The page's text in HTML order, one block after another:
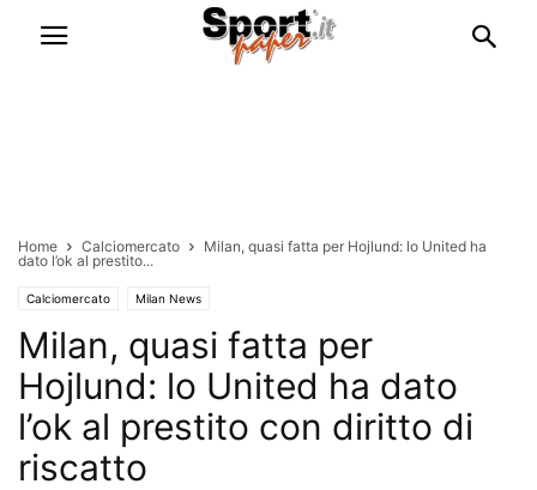
Home Calciomercato
Milan, quasi fatta per Hojlund: lo United ha
dato l’ok al prestito...
Calciomercato Milan News
Milan, quasi fatta per
Hojlund: lo United ha dato
l’ok al prestito con diritto di
riscatto